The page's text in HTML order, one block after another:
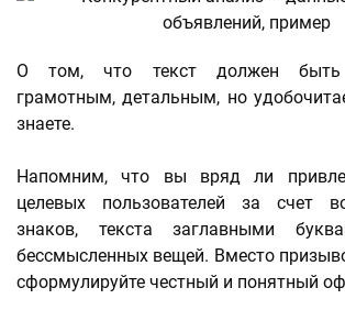
О том, что текст должен быть
грамотным, детальным, но
знаете.
Напомним, что вы вряд ли
целевых пользователей за счет
знаков, текста заглавными
бессмысленных вещей. Вместо
сформулируйте честный и понятный